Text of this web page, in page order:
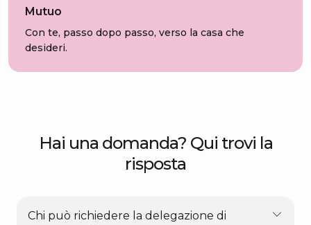
Mutuo
Con te, passo dopo passo, verso la casa che
desideri.
Hai una domanda? Qui trovi la
risposta
Chi può richiedere la delegazione di